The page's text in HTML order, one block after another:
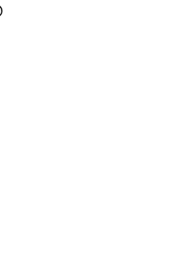
à la fabrication. Ces caractéristiques ne